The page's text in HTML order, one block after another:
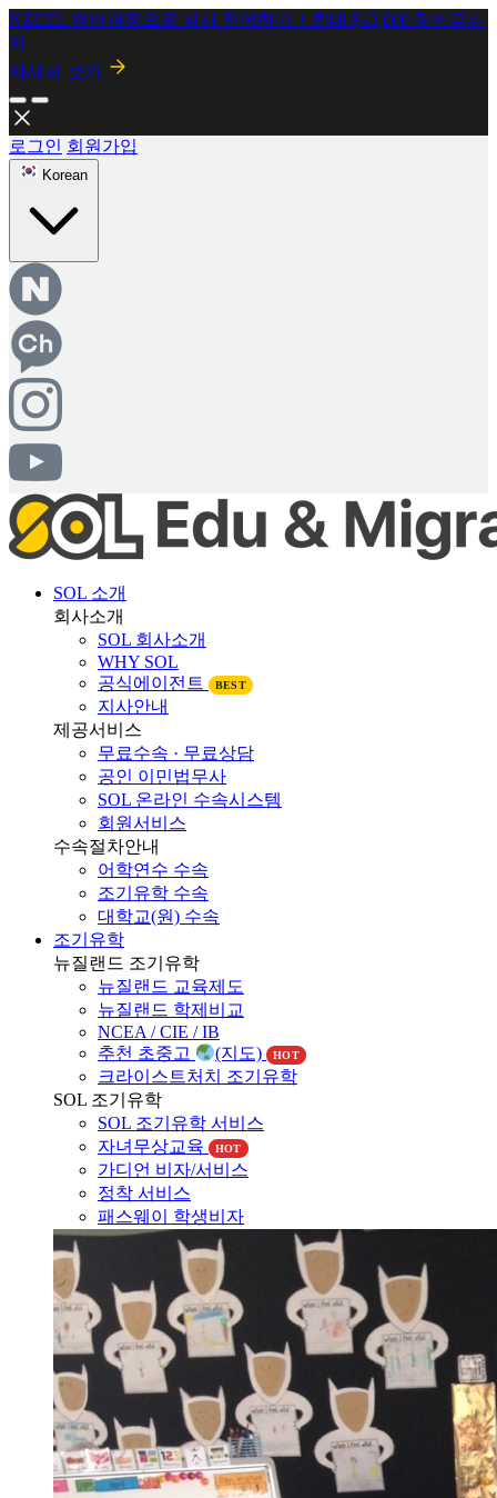
NZCEL 영어과정으로 석사 진학하기 + 최대 $13,000 장학금까
지
자세히 보기
2026년 8월 시행! 뉴질랜드 SMC 개정안 안내
자세히보기
Korean
SOL 소개
회사소개
SOL 회사소개
WHY SOL
공식에이전트
지사안내
제공서비스
무료수속 · 무료상담
공인 이민법무사
SOL 온라인 수속시스템
회원서비스
수속절차안내
어학연수 수속
조기유학 수속
대학교(원) 수속
조기유학
뉴질랜드 조기유학
뉴질랜드 교육제도
뉴질랜드 학제비교
NCEA / CIE / IB
추천 초중고
크라이스트처치 조기유학
SOL 조기유학
SOL 조기유학 서비스
자녀무상교육
가디언 비자/서비스
정착 서비스
패스웨이 학생비자